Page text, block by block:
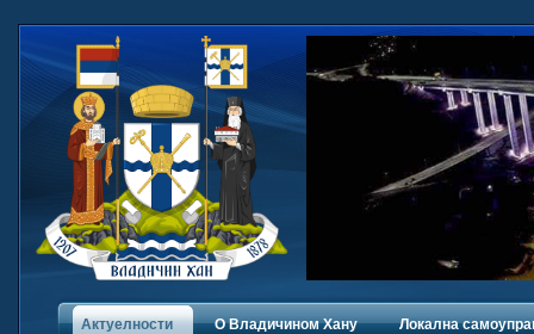
Актуелности О Владичинoм Хану Локална